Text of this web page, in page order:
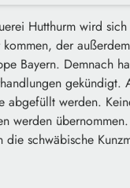
Hutthurm wird
kommen, der
Bayern. Demnach
abgefüllt werden.
werden
die schwäbische